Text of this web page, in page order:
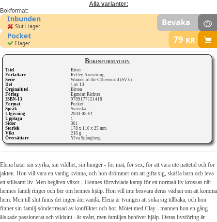
Bokinformation
Titel
Biten
Författare
Kelley Armstrong
Serie
Women of the Otherworld (SVE)
Del
1 av 13
Orginaltitel
Bitten
Förlag
Egmont Richter
ISBN-13
9789177151418
Format
Pocket
Språk
Svenska
Utgivning
2003-08-01
Upplaga
1
Sidor
381
Storlek
178 x 110 x 25 mm
Vikt
216 g
Översättare
Ylva Spångberg
Alla varianter:
Bokformat:
Inbunden
Slut i lager. Bevaka
Pocket
I lager 79 kr
Elena hatar sin styrka, sin vildhet, sin hunger - för mat, för sex, för att vara ute nattetid och för
jakten. Hon vill vara en vanlig kvinna, och hon drömmer om att gifta sig, skaffa barn och leva
ett stillsamt liv. Men begären växer... Hennes förtvivlade kamp för ett normalt liv krossas när
hennes familj ringer och ber om hennes hjälp. Hon vill inte besvara deras vädjan om att komma
hem. Men till slut finns det ingen återvändå. Elena är tvungen att söka sig tillbaka, och hon
finner sin familj söndertrasad av konfilkter och hot. Mötet med Clay - mannen hon en gång
älskade passionerat och vildsint - är svårt, men familjen behöver hjälp. Deras livsföring är